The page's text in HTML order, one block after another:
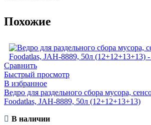
Похожие
Сравнить
Быстрый просмотр
В избранное
Ведро для раздельного сбора мусора,
Foodatlas, JAH-8889, 50л (12+12+13+13)
В наличии